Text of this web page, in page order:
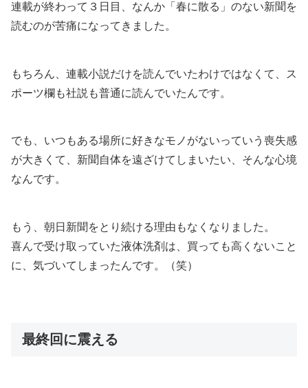
連載が終わって３日目、なんか 「春に散る」のない新聞を
読むのが苦痛になってきました。
もちろん、連載小説だけを読んでいたわけではなくて、ス
ポーツ欄も社説も普通に読んでいたんです。
でも、 いつもある場所に好きなモノがないっていう喪失感
が大きくて、新聞自体を遠ざけてしまいたい、 そんな心境
なんです。
もう、朝日新聞をとり続ける理由もなくなりました。
喜んで受け取っていた液体洗剤は、買っても高くないこと
に、気づいてしまったんです。（笑）
最終回に震える